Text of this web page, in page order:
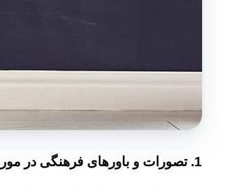
1. تصورات و باورهای فرهنگی در